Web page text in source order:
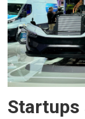
Startups